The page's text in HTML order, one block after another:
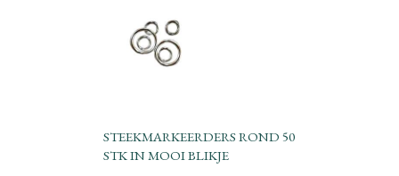
STEEKMARKEERDERS ROND 50
STK IN MOOI BLIKJE